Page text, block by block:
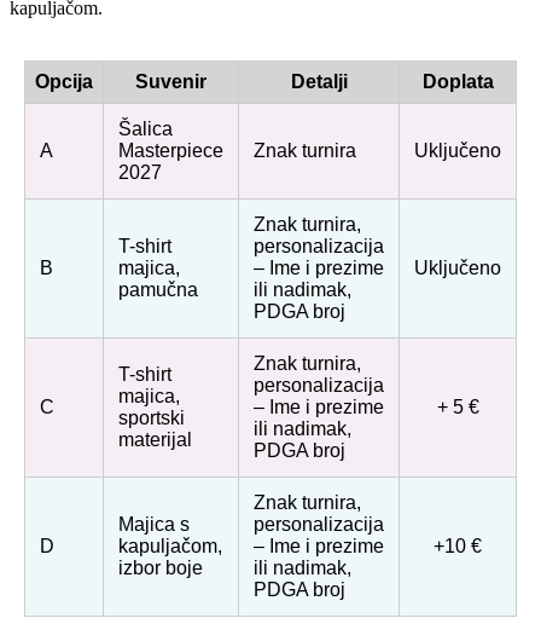
kapuljačom.
Opcija Suvenir Detalji Doplata
A
Šalica
Masterpiece
2027
Znak turnira Uključeno
B
T-shirt
majica,
pamučna
Znak turnira,
personalizacija
– Ime i prezime
ili nadimak,
PDGA broj
Uključeno
C
T-shirt
majica,
sportski
materijal
Znak turnira,
personalizacija
– Ime i prezime
ili nadimak,
PDGA broj
+ 5 €
D
Majica s
kapuljačom,
izbor boje
Znak turnira,
personalizacija
– Ime i prezime
ili nadimak,
PDGA broj
+10 €